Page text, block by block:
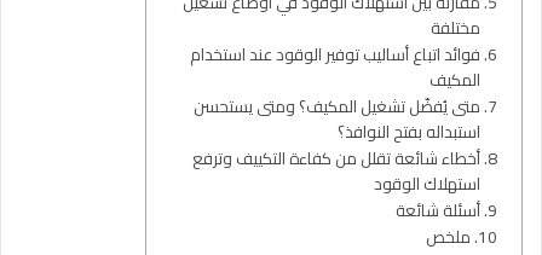
مختلفة
فوائد اتباع أساليب توفير الوقود عند استخدام
المكيف
متى يُفضّل تشغيل المكيف؟ ومتى يستحسن
استبداله بفتح النوافذ؟
أخطاء شائعة تقلل من كفاءة التكييف وترفع
استهلاك الوقود
أسئلة شائعة
ملخص